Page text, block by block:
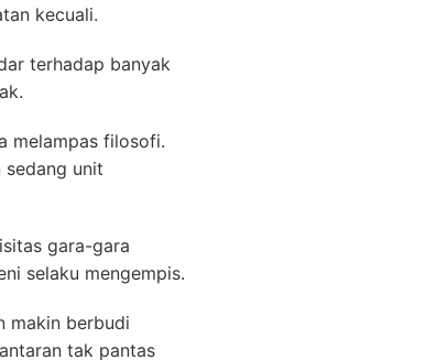
kecuali.
terhadap banyak
melampas filosofi.
sedang unit
gara-gara
selaku mengempis.
makin berbudi
tak pantas